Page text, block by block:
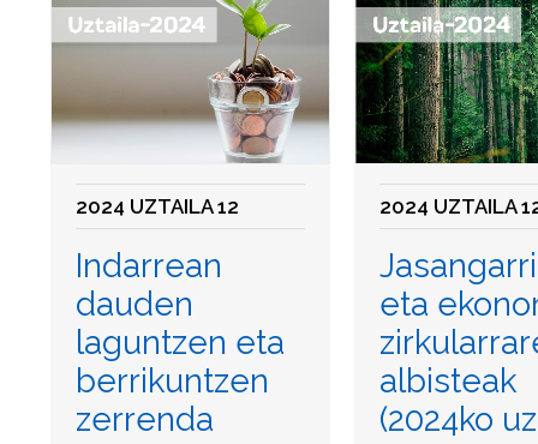
2024 UZTAILA 12
Indarrean
dauden
laguntzen eta
berrikuntzen
zerrenda
2024 UZTAILA
eta
albisteak
(2024ko